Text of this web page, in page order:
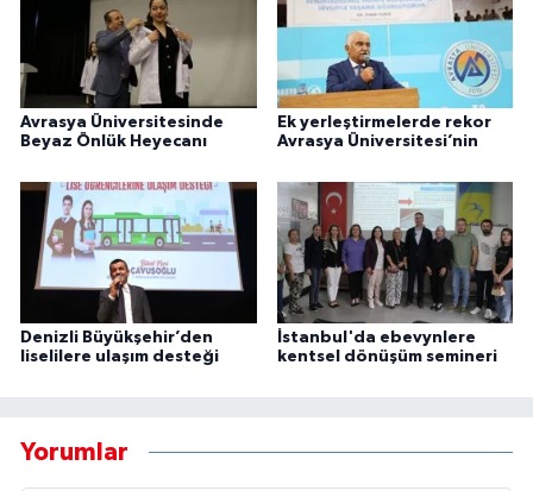
Avrasya Üniversitesinde
Beyaz Önlük Heyecanı
Ek yerleştirmelerde rekor
Avrasya Üniversitesi’nin
Denizli Büyükşehir’den
liselilere ulaşım desteği
İstanbul'da ebevynlere
kentsel dönüşüm semineri
Yorumlar